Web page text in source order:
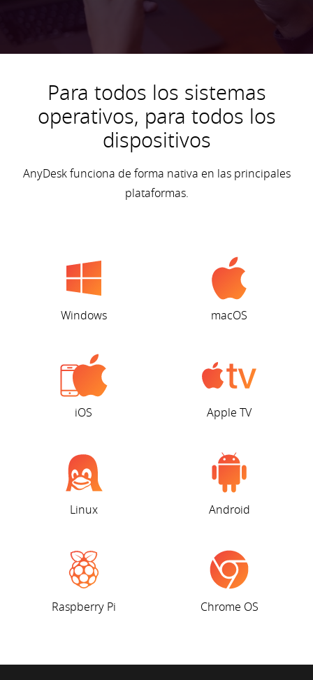
Para todos los sistemas
operativos, para todos los
dispositivos
AnyDesk funciona de forma nativa en las principales
plataformas.
Windows macOS
iOS Apple TV
Linux Android
Raspberry Pi Chrome OS